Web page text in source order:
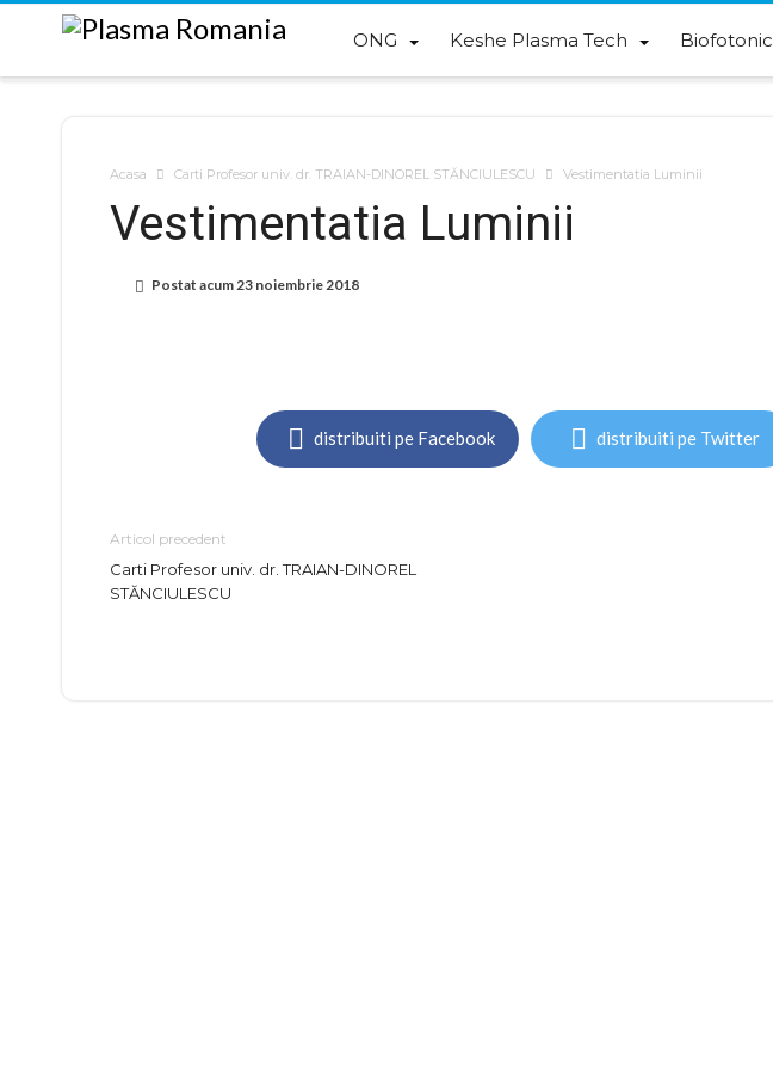
ONG Keshe Plasma Tech Biofotonic
Acasa Carti Profesor univ. dr. TRAIAN-DINOREL STĂNCIULESCU Vestimentatia Luminii
Vestimentatia Luminii
Postat acum23 noiembrie 2018
distribuiti pe Facebook distribuiti pe Twitter
Articol precedent
Carti Profesor univ. dr. TRAIAN-DINOREL
STĂNCIULESCU